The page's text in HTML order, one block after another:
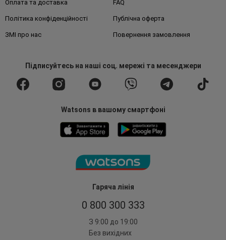
Гаряча лінія
0 800 300 333
З 9:00 до 19:00
Без вихідних
Оплата та доставка FAQ
Політика конфіденційності Публічна оферта
ЗМІ про нас Повернення замовлення
Підписуйтесьна наші соц. мережі та месенджери
Watsons в вашому смартфоні